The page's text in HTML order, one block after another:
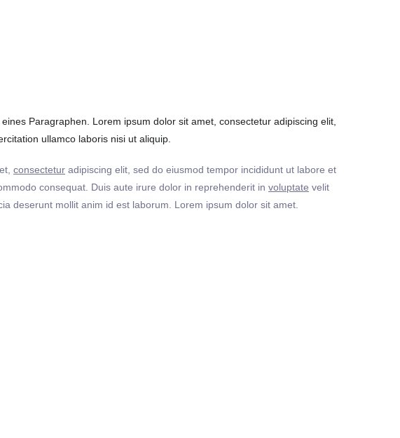
Paragraphen. Lorem ipsum dolor sit amet, consectetur adipiscing elit,
ullamco laboris nisi ut aliquip.
consectetur adipiscing elit, sed do eiusmod tempor incididunt ut labore et
consequat. Duis aute irure dolor in reprehenderit in voluptate velit
deserunt mollit anim id est laborum. Lorem ipsum dolor sit amet.